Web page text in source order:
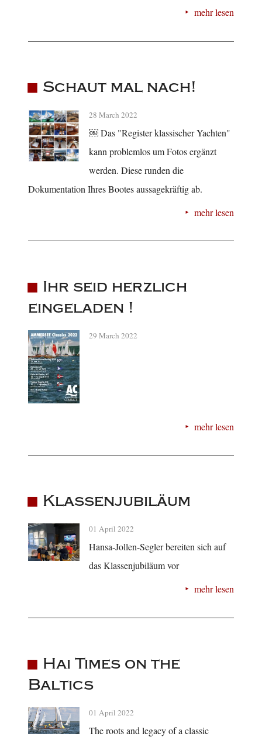
mehr lesen
Schaut mal nach!
28 March 2022
￼ Das "Register klassischer Yachten"
kann problemlos um Fotos ergänzt
werden. Diese runden die
Dokumentation Ihres Bootes aussagekräftig ab.
mehr lesen
Ihr seid herzlich
eingeladen !
29 March 2022
mehr lesen
Klassenjubiläum
01 April 2022
Hansa-Jollen-Segler bereiten sich auf
das Klassenjubiläum vor
mehr lesen
Hai Times on the
Baltics
01 April 2022
The roots and legacy of a classic